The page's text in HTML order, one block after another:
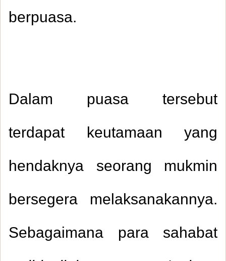
berpuasa.
Dalam puasa tersebut
terdapat keutamaan yang
hendaknya seorang mukmin
bersegera melaksanakannya.
Sebagaimana para sahabat